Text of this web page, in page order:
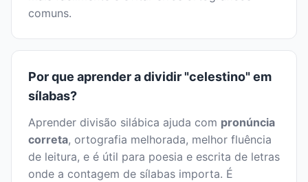
comuns.
Por que aprender a dividir "celestino" em
sílabas?
Aprender divisão silábica ajuda com pronúncia
correta, ortografia melhorada, melhor fluência
de leitura, e é útil para poesia e escrita de letras
onde a contagem de sílabas importa. É